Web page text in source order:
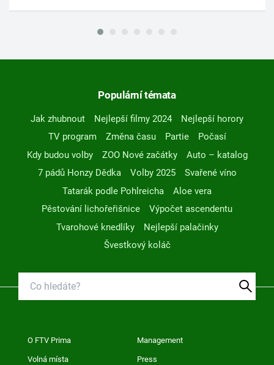
Populární témata
Jak zhubnout Nejlepší filmy 2024
Nejlepší horory
TV program
Změna času Partie
Počasí
Kdy budou volby
ZOO Nové začátky
Auto – katalog
7 pádů Honzy Dědka
Volby 2025
Svařené víno
Tatarák podle Pohlreicha
Aloe vera
Pěstování lichořeřišnice
Výpočet ascendentu
Tvarohové knedlíky
Nejlepší palačinky
Švestkový koláč
O FTV Prima Management
Volná místa Press